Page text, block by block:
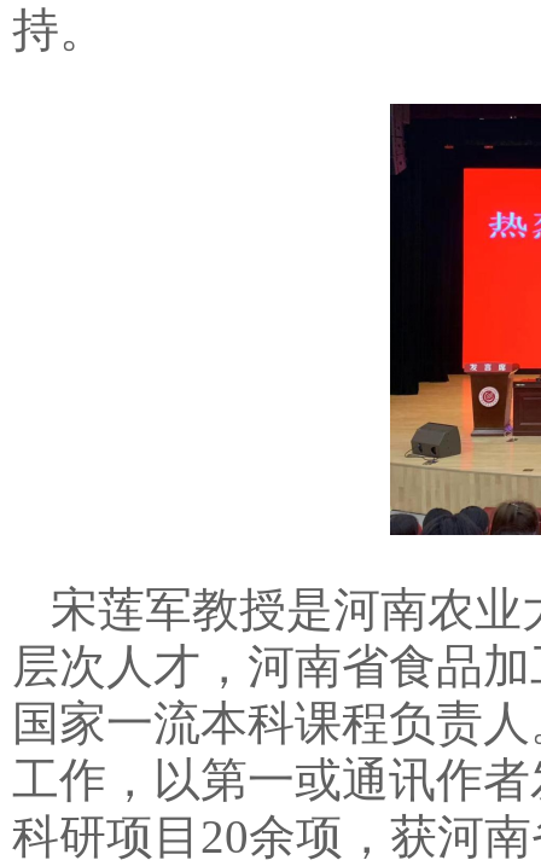
持。
宋莲军教授是河南农
层次人才，河南省食品
国家一流本科课程负责
工作，以第一或通讯作
科研项目20余项，获河